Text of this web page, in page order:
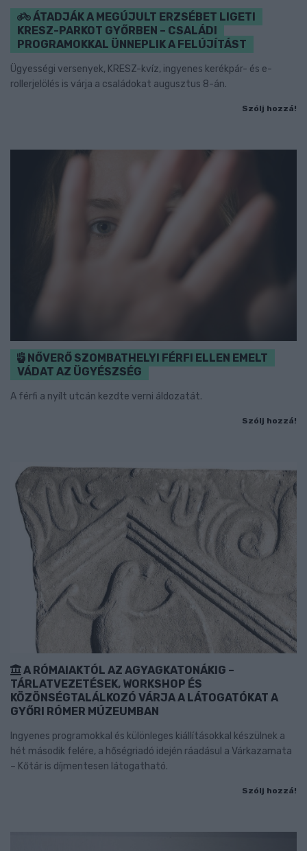
ÁTADJÁK A MEGÚJULT ERZSÉBET LIGETI
KRESZ-PARKOT GYŐRBEN – CSALÁDI
PROGRAMOKKAL ÜNNEPLIK A FELÚJÍTÁST
Ügyességi versenyek, KRESZ-kvíz, ingyenes kerékpár- és e-
rollerjelölés is várja a családokat augusztus 8-án.
Szólj hozzá!
NŐVERŐ SZOMBATHELYI FÉRFI ELLEN EMELT
VÁDAT AZ ÜGYÉSZSÉG
A férfi a nyílt utcán kezdte verni áldozatát.
Szólj hozzá!
A RÓMAIAKTÓL AZ AGYAGKATONÁKIG –
TÁRLATVEZETÉSEK, WORKSHOP ÉS
KÖZÖNSÉGTALÁLKOZÓ VÁRJA A LÁTOGATÓKAT A
GYŐRI RÓMER MÚZEUMBAN
Ingyenes programokkal és különleges kiállításokkal készülnek a
hét második felére, a hőségriadó idején ráadásul a Várkazamata
– Kőtár is díjmentesen látogatható.
Szólj hozzá!